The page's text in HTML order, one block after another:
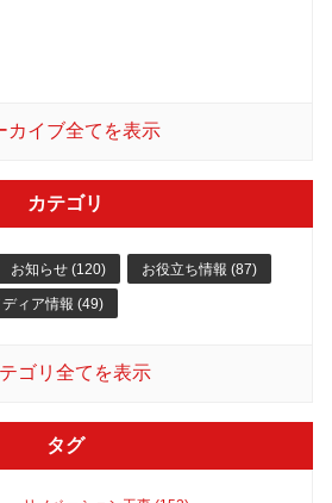
カイブ全てを表示
カテゴリ
お知らせ (120) お役立ち情報 (87)
ディア情報 (49)
ゴリ全てを表示
タグ